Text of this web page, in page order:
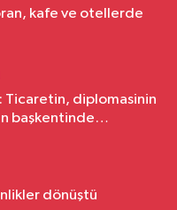
kafe ve otellerde
Ticaretin, diplomasinin
başkentinde
dönüştü